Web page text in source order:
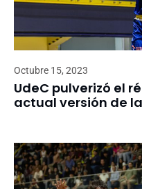
Octubre 15, 2023
UdeC pulverizó el
actual versión de